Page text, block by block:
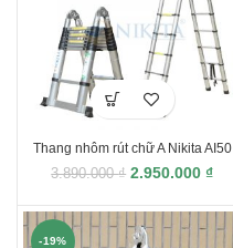
Thang nhôm rút chữ A Nikita AI50
3.890.000₫ 2.950.000 ₫
-19%